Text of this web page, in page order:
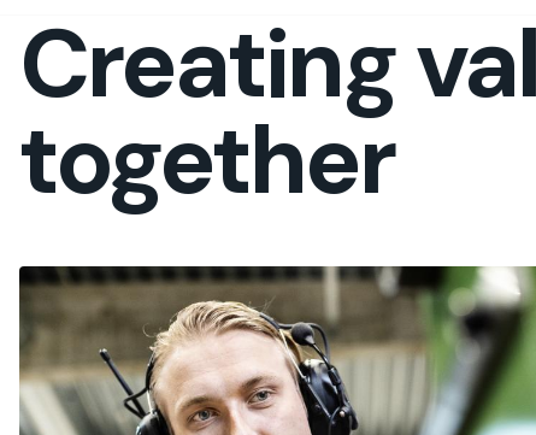
Creating
together